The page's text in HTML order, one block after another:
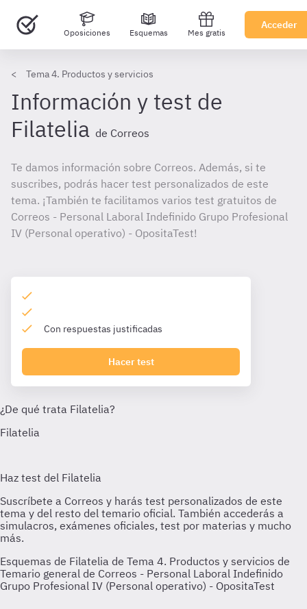
Oposiciones Esquemas Mes gratis
Acceder
Tema 4. Productos y servicios
Información y test de
Filatelia de Correos
Te damos información sobre Correos. Además, si te
suscribes, podrás hacer test personalizados de este
tema. ¡También te facilitamos varios test gratuitos de
Correos - Personal Laboral Indefinido Grupo Profesional
IV (Personal operativo) - OpositaTest!
Con respuestas justificadas
Hacer test
Esquemas de Filatelia de Tema 4. Productos y servicios de
Temario general de Correos - Personal Laboral Indefinido
Grupo Profesional IV (Personal operativo) - OpositaTest